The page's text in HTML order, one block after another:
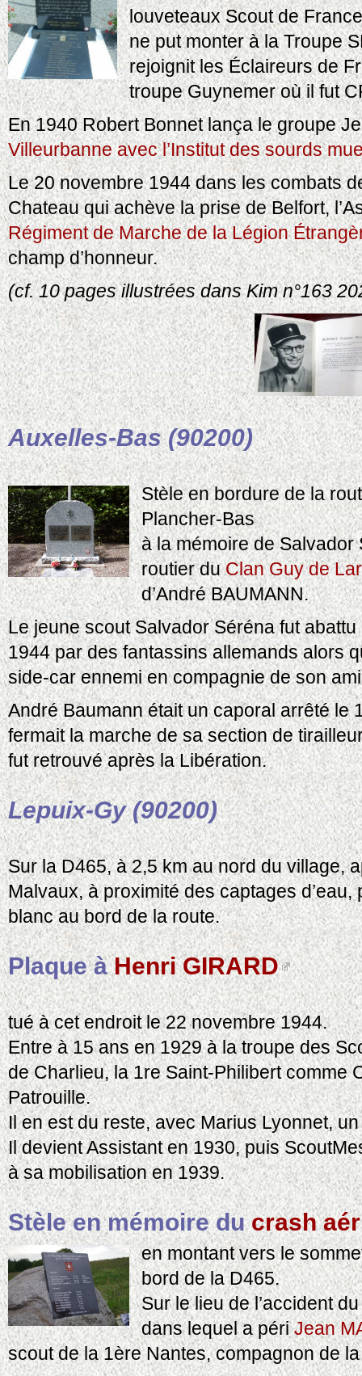
louveteaux Scout de
ne put monter à la Troupe
rejoignit les Éclaireurs de
troupe Guynemer où il fut
En 1940 Robert Bonnet lança le groupe
Villeurbanne avec l’Institut des sourds
Le 20 novembre 1944 dans les combats
Chateau qui achève la prise de Belfort,
Régiment de Marche de la Légion
champ d’honneur.
(cf. 10 pages illustrées dans Kim n°163
Auxelles-Bas (90200)
Stèle en bordure de la
Plancher-Bas
à la mémoire de Salvador
routier duClan Guy de
d’André BAUMANN.
Le jeune scout Salvador Séréna fut
1944 par des fantassins allemands alors
side-car ennemi en compagnie de son
André Baumann était un caporal arrêté le
fermait la marche de sa section de
fut retrouvé après la Libération.
Lepuix-Gy (90200)
Sur la D465, à 2,5 km au nord du village,
Malvaux, à proximité des captages
blanc au bord de la route.
Plaque àHenri GIRARD
tué à cet endroit le 22 novembre 1944.
Entre à 15 ans en 1929 à la troupe des
de Charlieu, la 1re Saint-Philibert comme
Patrouille.
Il en est du reste, avec Marius Lyonnet,
Il devient Assistant en 1930, puis
à sa mobilisation en 1939.
Stèle en mémoire ducrash
en montant vers le
bord de la D465.
Sur le lieu de l’accident
dans lequel a périJean
scout de la 1ère Nantes, compagnon de